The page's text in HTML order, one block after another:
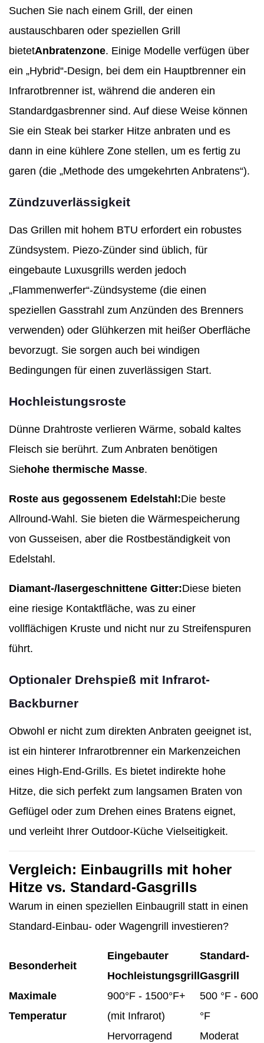
Suchen Sie nach einem Grill, der einen
austauschbaren oder speziellen Grill
bietetAnbratenzone. Einige Modelle verfügen über
ein „Hybrid“-Design, bei dem ein Hauptbrenner ein
Infrarotbrenner ist, während die anderen ein
Standardgasbrenner sind. Auf diese Weise können
Sie ein Steak bei starker Hitze anbraten und es
dann in eine kühlere Zone stellen, um es fertig zu
garen (die „Methode des umgekehrten Anbratens“).
Zündzuverlässigkeit
Das Grillen mit hohem BTU erfordert ein robustes
Zündsystem. Piezo-Zünder sind üblich, für
eingebaute Luxusgrills werden jedoch
„Flammenwerfer“-Zündsysteme (die einen
speziellen Gasstrahl zum Anzünden des Brenners
verwenden) oder Glühkerzen mit heißer Oberfläche
bevorzugt. Sie sorgen auch bei windigen
Bedingungen für einen zuverlässigen Start.
Hochleistungsroste
Dünne Drahtroste verlieren Wärme, sobald kaltes
Fleisch sie berührt. Zum Anbraten benötigen
Siehohe thermische Masse.
Roste aus gegossenem Edelstahl:Die beste
Allround-Wahl. Sie bieten die Wärmespeicherung
von Gusseisen, aber die Rostbeständigkeit von
Edelstahl.
Diamant-/lasergeschnittene Gitter:Diese bieten
eine riesige Kontaktfläche, was zu einer
vollflächigen Kruste und nicht nur zu Streifenspuren
führt.
Optionaler Drehspieß mit Infrarot-
Backburner
Obwohl er nicht zum direkten Anbraten geeignet ist,
ist ein hinterer Infrarotbrenner ein Markenzeichen
eines High-End-Grills. Es bietet indirekte hohe
Hitze, die sich perfekt zum langsamen Braten von
Geflügel oder zum Drehen eines Bratens eignet,
und verleiht Ihrer Outdoor-Küche Vielseitigkeit.
Vergleich: Einbaugrills mit hoher
Hitze vs. Standard-Gasgrills
Warum in einen speziellen Einbaugrill statt in einen
Standard-Einbau- oder Wagengrill investieren?
Besonderheit
Eingebauter
Hochleistungsgrill
Standard-
Gasgrill
Maximale
Temperatur
900°F - 1500°F+
(mit Infrarot)
500 °F - 600
°F
Hervorragend
Moderat